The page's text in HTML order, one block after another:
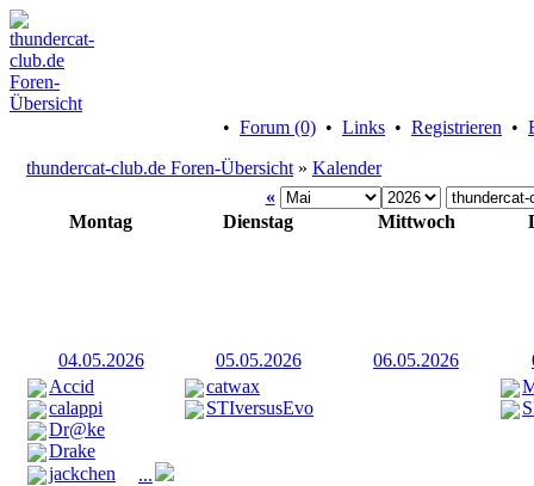
• Forum (0) • Links • Registrieren •
thundercat-club.de Foren-Übersicht » Kalender
«
Montag
Dienstag Mittwoch
04.05.2026
Accid
calappi
Dr@ke
Drake
jackchen
...
05.05.2026
catwax
STIversusEvo
06.05.2026